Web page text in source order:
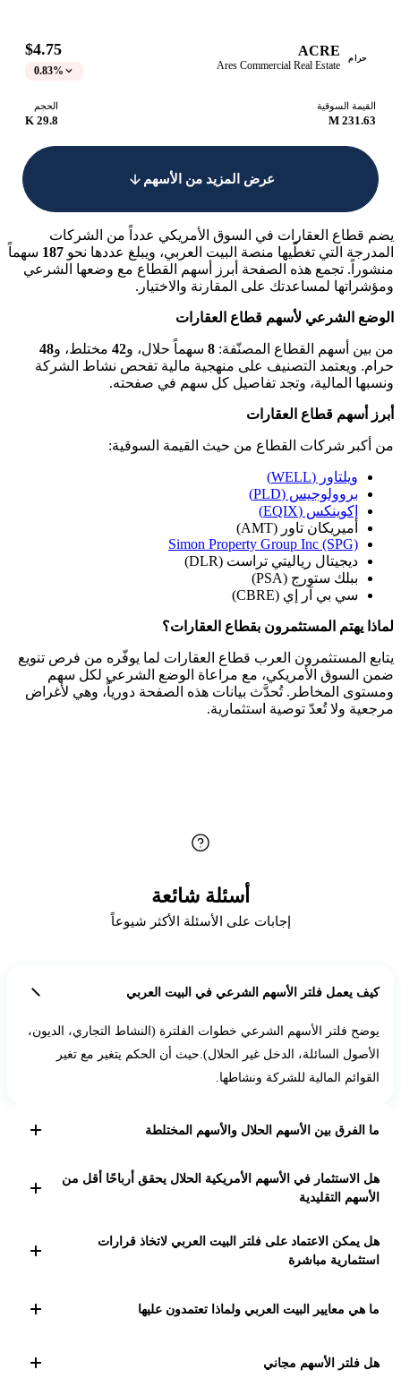
ACRE
Ares Commercial Real Estate
$4.75
0.83%
السوقية
231.63
عرض المزيد من الأسهم
العقارات في السوق الأمريكي عدداً من الشركات
التي تغطّيها منصة البيت العربي، ويبلغ عددها نحو187سهماً
تجمع هذه الصفحة أبرز أسهم القطاع مع وضعها الشرعي
لمساعدتك على المقارنة والاختيار.
الشرعي لأسهم قطاع العقارات
أسهم القطاع المصنّفة:8سهماً حلال، و42مختلط، و48
ويعتمد التصنيف على منهجية مالية تفحص نشاط الشركة
المالية، وتجد تفاصيل كل سهم في صفحته.
أسهم قطاع العقارات
شركات القطاع من حيث القيمة السوقية:
ويلتاور (WELL)
بروولوجيس (PLD)
إكوينكس (EQIX)
أميريكان تاور (AMT)
Simon Property Group Inc (SPG)
ديجيتال رياليتي تراست (DLR)
ببلك ستورج (PSA)
سي بي آر إي (CBRE)
يهتم المستثمرون بقطاع العقارات؟
المستثمرون العرب قطاع العقارات لما يوفّره من فرص تنويع
الأمريكي، مع مراعاة الوضع الشرعي لكل سهم
المخاطر. تُحدَّث بيانات هذه الصفحة دورياً، وهي لأغراض
ولا تُعدّ توصية استثمارية.
أسئلة شائعة
إجابات على الأسئلة الأكثر شيوعاً
يعمل فلتر الأسهم الشرعي في البيت العربي
فلتر الأسهم الشرعي خطوات الفلترة (النشاط التجاري، الديون،
السائلة، الدخل غير الحلال).حيث أن الحكم يتغير مع تغير
المالية للشركة ونشاطها.
الفرق بين الأسهم الحلال والأسهم المختلطة
أن الحلال نقي بالكامل، أما المختلط فقد يحتوي على نسب ربا
أنشطة غير شرعية لكن ضمن الحدود.
الاستثمار في الأسهم الأمريكية الحلال يحقق أرباحًا أقل من
التقليدية
الحلال يوازن بين الربح والالتزام الشرعي
يمكن الاعتماد على فلتر البيت العربي لاتخاذ قرارات
مباشرة
تعتمد على متابعة خبراء التحليل والأسهم - وأدوات وخوارزميات
للاستثمار يقع على عاتق المستثمر بعد تقييم المخاطر.
هي معايير البيت العربي ولماذا تعتمدون عليها
العربي) هي الهيئة الدولية المتخصصة في وضع معايير
فلتر الأسهم مجاني